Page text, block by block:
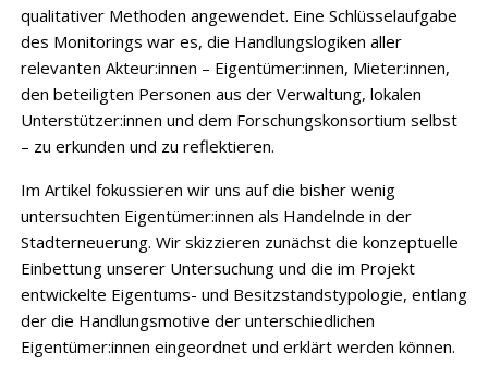
qualitativer Methoden angewendet. Eine Schlüsselaufgabe
des Monitorings war es, die Handlungslogiken aller
relevanten Akteur:innen – Eigentümer:innen, Mieter:innen,
den beteiligten Personen aus der Verwaltung, lokalen
Unterstützer:innen und dem Forschungskonsortium selbst
– zu erkunden und zu reflektieren.
Im Artikel fokussieren wir uns auf die bisher wenig
untersuchten Eigentümer:innen als Handelnde in der
Stadterneuerung. Wir skizzieren zunächst die konzeptuelle
Einbettung unserer Untersuchung und die im Projekt
entwickelte Eigentums- und Besitzstandstypologie, entlang
der die Handlungsmotive der unterschiedlichen
Eigentümer:innen eingeordnet und erklärt werden können.